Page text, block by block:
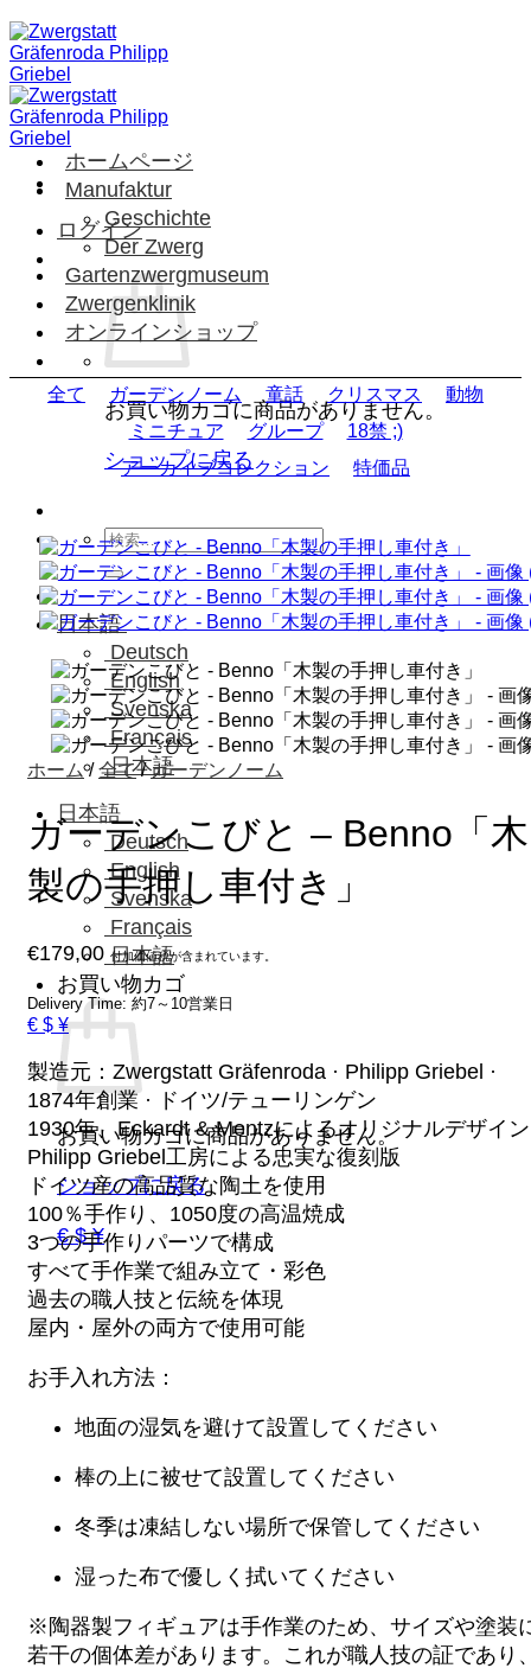
Skip
to
content
ログイン
お買い物カゴに商品がありません。
ショップに戻る
検
索
対
象:
日本語
Deutsch
English
Svenska
Français
日本語
日本語
Deutsch
English
Svenska
Français
日本語
お買い物カゴ
お買い物カゴに商品がありません。
ショップに戻る
€ $ ¥
ホームページ
Manufaktur
Geschichte
Der Zwerg
Gartenzwergmuseum
Zwergenklinik
オンラインショップ
全て ガーデンノーム 童話 クリスマス
動物
ミニチュア
グループ
18禁 ;)
アーカイブコレクション
特価品
ホーム / 全て / ガーデンノーム
ガーデンこびと – Benno「木
製の手押し車付き」
€179,00 付加価値税が含まれています。
Delivery Time: 約7～10営業日
€ $ ¥
製造元：Zwergstatt Gräfenroda · Philipp Griebel ·
1874年創業 · ドイツ/テューリンゲン
1930年、Eckardt & Mentzによるオリジナルデザイン
Philipp Griebel工房による忠実な復刻版
ドイツ産の高品質な陶土を使用
100％手作り、1050度の高温焼成
3つの手作りパーツで構成
すべて手作業で組み立て・彩色
過去の職人技と伝統を体現
屋内・屋外の両方で使用可能
お手入れ方法：
地面の湿気を避けて設置してください
棒の上に被せて設置してください
冬季は凍結しない場所で保管してください
湿った布で優しく拭いてください
※陶器製フィギュアは手作業のため、サイズや塗装
若干の個体差があります。これが職人技の証であり